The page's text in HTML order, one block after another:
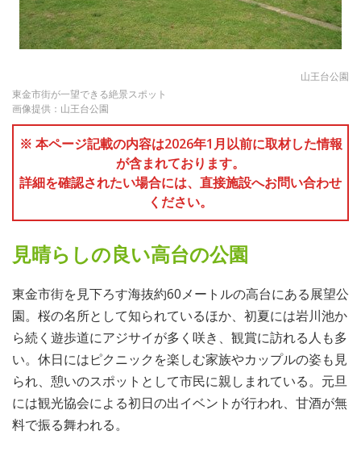
山王台公園
東金市街が一望できる絶景スポット
画像提供：山王台公園
※ 本ページ記載の内容は2026年1月以前に取材した情報
が含まれております。
詳細を確認されたい場合には、直接施設へお問い合わせ
ください。
見晴らしの良い高台の公園
東金市街を見下ろす海抜約60メートルの高台にある展望公
園。桜の名所として知られているほか、初夏には岩川池か
ら続く遊歩道にアジサイが多く咲き、観賞に訪れる人も多
い。休日にはピクニックを楽しむ家族やカップルの姿も見
られ、憩いのスポットとして市民に親しまれている。元旦
には観光協会による初日の出イベントが行われ、甘酒が無
料で振る舞われる。